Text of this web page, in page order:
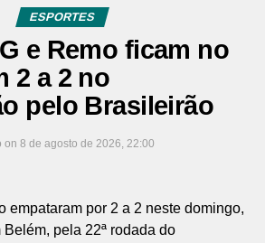
ESPORTES
e Remo ficam no
2 a 2 no
pelo Brasileirão
on 8 de agosto de 2026, 22:00
empataram por 2 a 2 neste domingo,
pela 22ª rodada do